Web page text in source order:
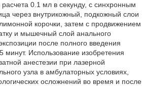
расчета 0.1 мл в секунду, с синхронным
через внутрикожный, подкожный слои
корочки, затем с продвижением
и мышечный слой анального
после полного введения
минут. Использование изобретения
анестезии при лазерной
узла в амбулаторных условиях,
осложнений во время и после